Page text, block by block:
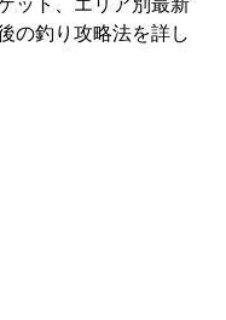
の釣り攻略法を詳し